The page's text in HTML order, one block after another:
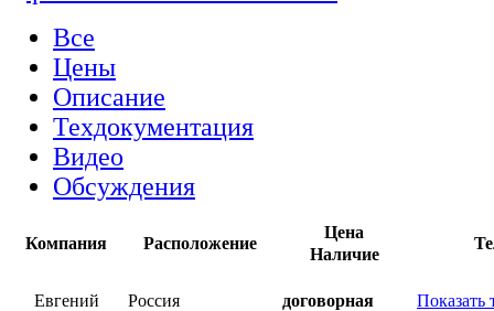
Все
Цены
Описание
Техдокументация
Видео
Обсуждения
Компания Расположение
Цена
Наличие
Евгений Россия договорная Показать